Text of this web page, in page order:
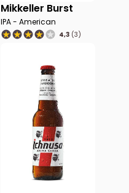
Mikkeller Burst
IPA - American
4,3 (3)